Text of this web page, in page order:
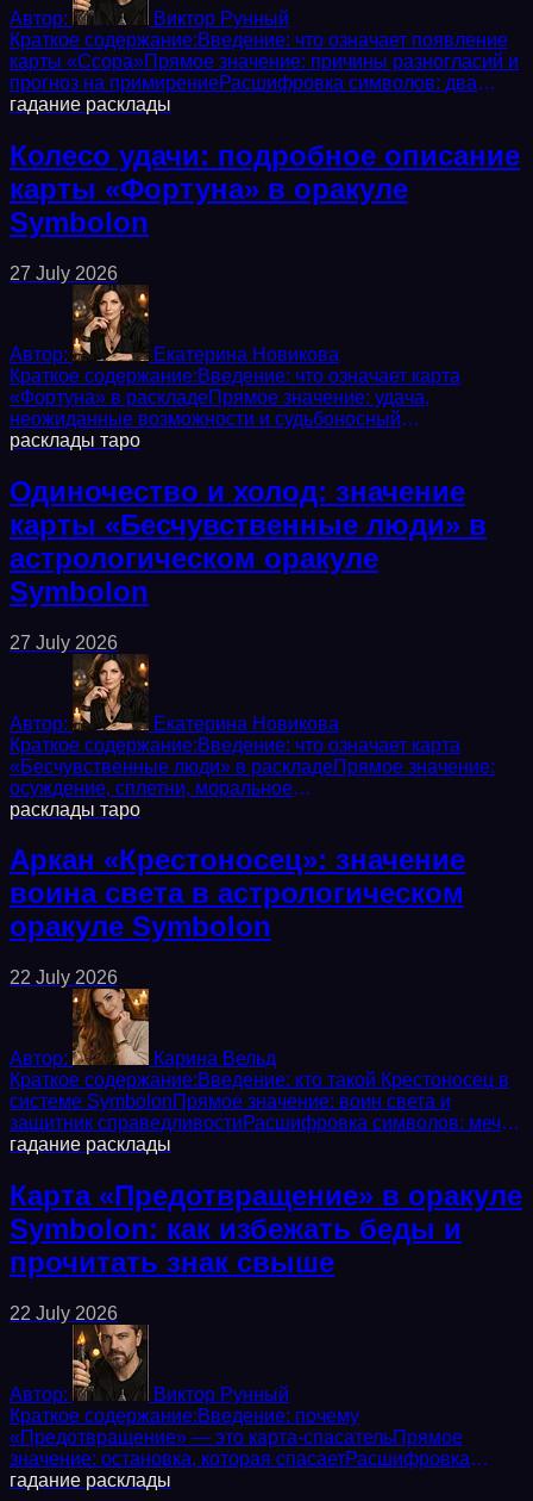
Автор:
Виктор Рунный
Краткое содержание:Введение: что означает появление
карты «Ссора»Прямое значение: причины разногласий и
прогноз на примирениеРасшифровка символов: два
меча, разбитая чаша, темные...
гадание расклады
Колесо удачи: подробное описание
карты «Фортуна» в оракуле
Symbolon
27 July 2026
Автор:
Екатерина Новикова
Краткое содержание:Введение: что означает карта
«Фортуна» в раскладеПрямое значение: удача,
неожиданные возможности и судьбоносный
поворотРасшифровка символов: вращающееся колесо,
расклады таро
Одиночество и холод: значение
карты «Бесчувственные люди» в
астрологическом оракуле
Symbolon
27 July 2026
Автор:
Екатерина Новикова
Краткое содержание:Введение: что означает карта
«Бесчувственные люди» в раскладеПрямое значение:
осуждение, сплетни, моральное
превосходствоРасшифровка символов: фигуры без лиц,
расклады таро
Аркан «Крестоносец»: значение
воина света в астрологическом
оракуле Symbolon
22 July 2026
Автор:
Карина Вельд
Краткое содержание:Введение: кто такой Крестоносец в
системе SymbolonПрямое значение: воин света и
защитник справедливостиРасшифровка символов: меч,
доспехи, знамяАстрологическая привязка: Марс и...
гадание расклады
Карта «Предотвращение» в оракуле
Symbolon: как избежать беды и
прочитать знак свыше
22 July 2026
Автор:
Виктор Рунный
Краткое содержание:Введение: почему
«Предотвращение» — это карта-спасательПрямое
значение: остановка, которая спасаетРасшифровка
символов: щит, опущенный меч, закрытая
гадание расклады